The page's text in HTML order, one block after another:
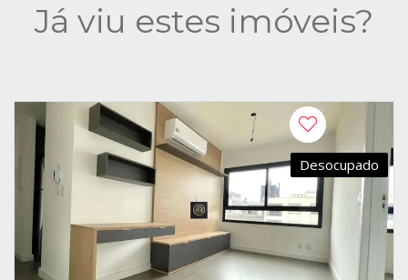
Já viu estes imóveis?
Desocupado